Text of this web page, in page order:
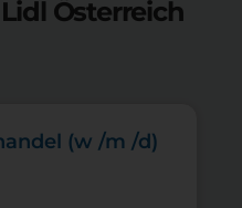
Österreich
(w /m /d)